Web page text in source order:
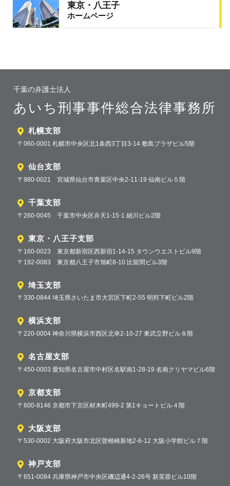
東京・八王子
ホームページ
千葉の弁護士法人
あいち刑事事件総合法律事務所
札幌支部
〒060-0001 札幌市中央区北1条西3丁目3-14 敷島プラザビル5階
仙台支部
〒980-0021 宮城県仙台市青葉区中央2-11-19 仙南ビル５階
千葉支部
〒260-0045 千葉市中央区弁天1-15-1 細川ビル2階
東京・八王子支部
〒160-0023 東京都新宿区西新宿1-14-15 タウンウエストビル9階
〒192-0083 東京都八王子市旭町8-10 比留間ビル3階
埼玉支部
〒330-0844 埼玉県さいたま市大宮区下町2-55 明邦下町ビル2階
横浜支部
〒220-0004 神奈川県横浜市西区北幸2-10-27 東武立野ビル８階
名古屋支部
〒450-0003 愛知県名古屋市中村区名駅南1-28-19 名南クリヤマビル6階
京都支部
〒600-8146 京都市下京区材木町499-2 第1キョートビル４階
大阪支部
〒530-0002 大阪府大阪市北区曽根崎新地2-6-12 大阪小学館ビル７階
神戸支部
〒651-0084 兵庫県神戸市中央区磯辺通4-2-26号 新芙蓉ビル10階